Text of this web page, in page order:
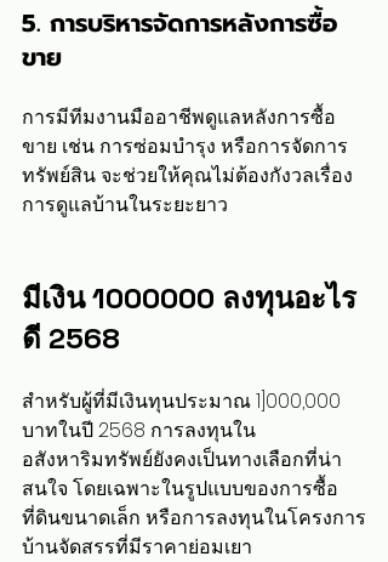
5. การบริหารจัดการหลังการซื้อ
ขาย
การมีทีมงานมืออาชีพดูแลหลังการซื้อ
ขาย เช่น การซ่อมบำรุง หรือการจัดการ
ทรัพย์สิน จะช่วยให้คุณไม่ต้องกังวลเรื่อง
การดูแลบ้านในระยะยาว
มีเงิน 1000000 ลงทุนอะไร
ดี 2568
สำหรับผู้ที่มีเงินทุนประมาณ 1]000,000
บาทในปี 2568 การลงทุนใน
อสังหาริมทรัพย์ยังคงเป็นทางเลือกที่น่า
สนใจ โดยเฉพาะในรูปแบบของการซื้อ
ที่ดินขนาดเล็ก หรือการลงทุนในโครงการ
บ้านจัดสรรที่มีราคาย่อมเยา